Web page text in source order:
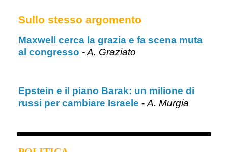
Sullo stesso argomento
Maxwell cerca la grazia e fa scena muta
al congresso - A. Graziato
Epstein e il piano Barak: un milione di
russi per cambiare Israele - A. Murgia